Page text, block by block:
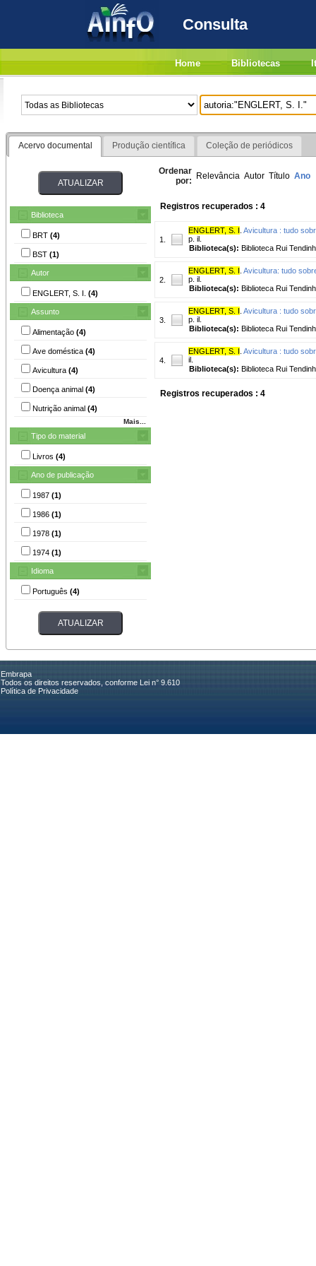
Consulta
Home Bibliotecas
Acervo documental Produção científica Coleção de periódicos
Biblioteca
BRT (4)
BST (1)
Autor
ENGLERT, S. I. (4)
Assunto
Alimentação (4)
Ave doméstica (4)
Avicultura (4)
Doença animal (4)
Nutrição animal (4)
Mais...
Tipo do material
Livros (4)
Ano de publicação
1987 (1)
1986 (1)
1978 (1)
1974 (1)
Idioma
Português (4)
Ordenar
por: Relevância Autor Título Ano
Registros recuperados : 4
1.
ENGLERT, S. I Avicultura : tudo
p. il.
Biblioteca(s): Biblioteca Rui
2.
ENGLERT, S. I Avicultura: tudo
p. il.
Biblioteca(s): Biblioteca Rui
3.
ENGLERT, S. I Avicultura : tudo
p. il.
Biblioteca(s): Biblioteca Rui
4.
ENGLERT, S. I Avicultura : tudo
il.
Biblioteca(s): Biblioteca Rui
Registros recuperados : 4
Embrapa
Todos os direitos reservados, conforme Lei n° 9.610
Política de Privacidade